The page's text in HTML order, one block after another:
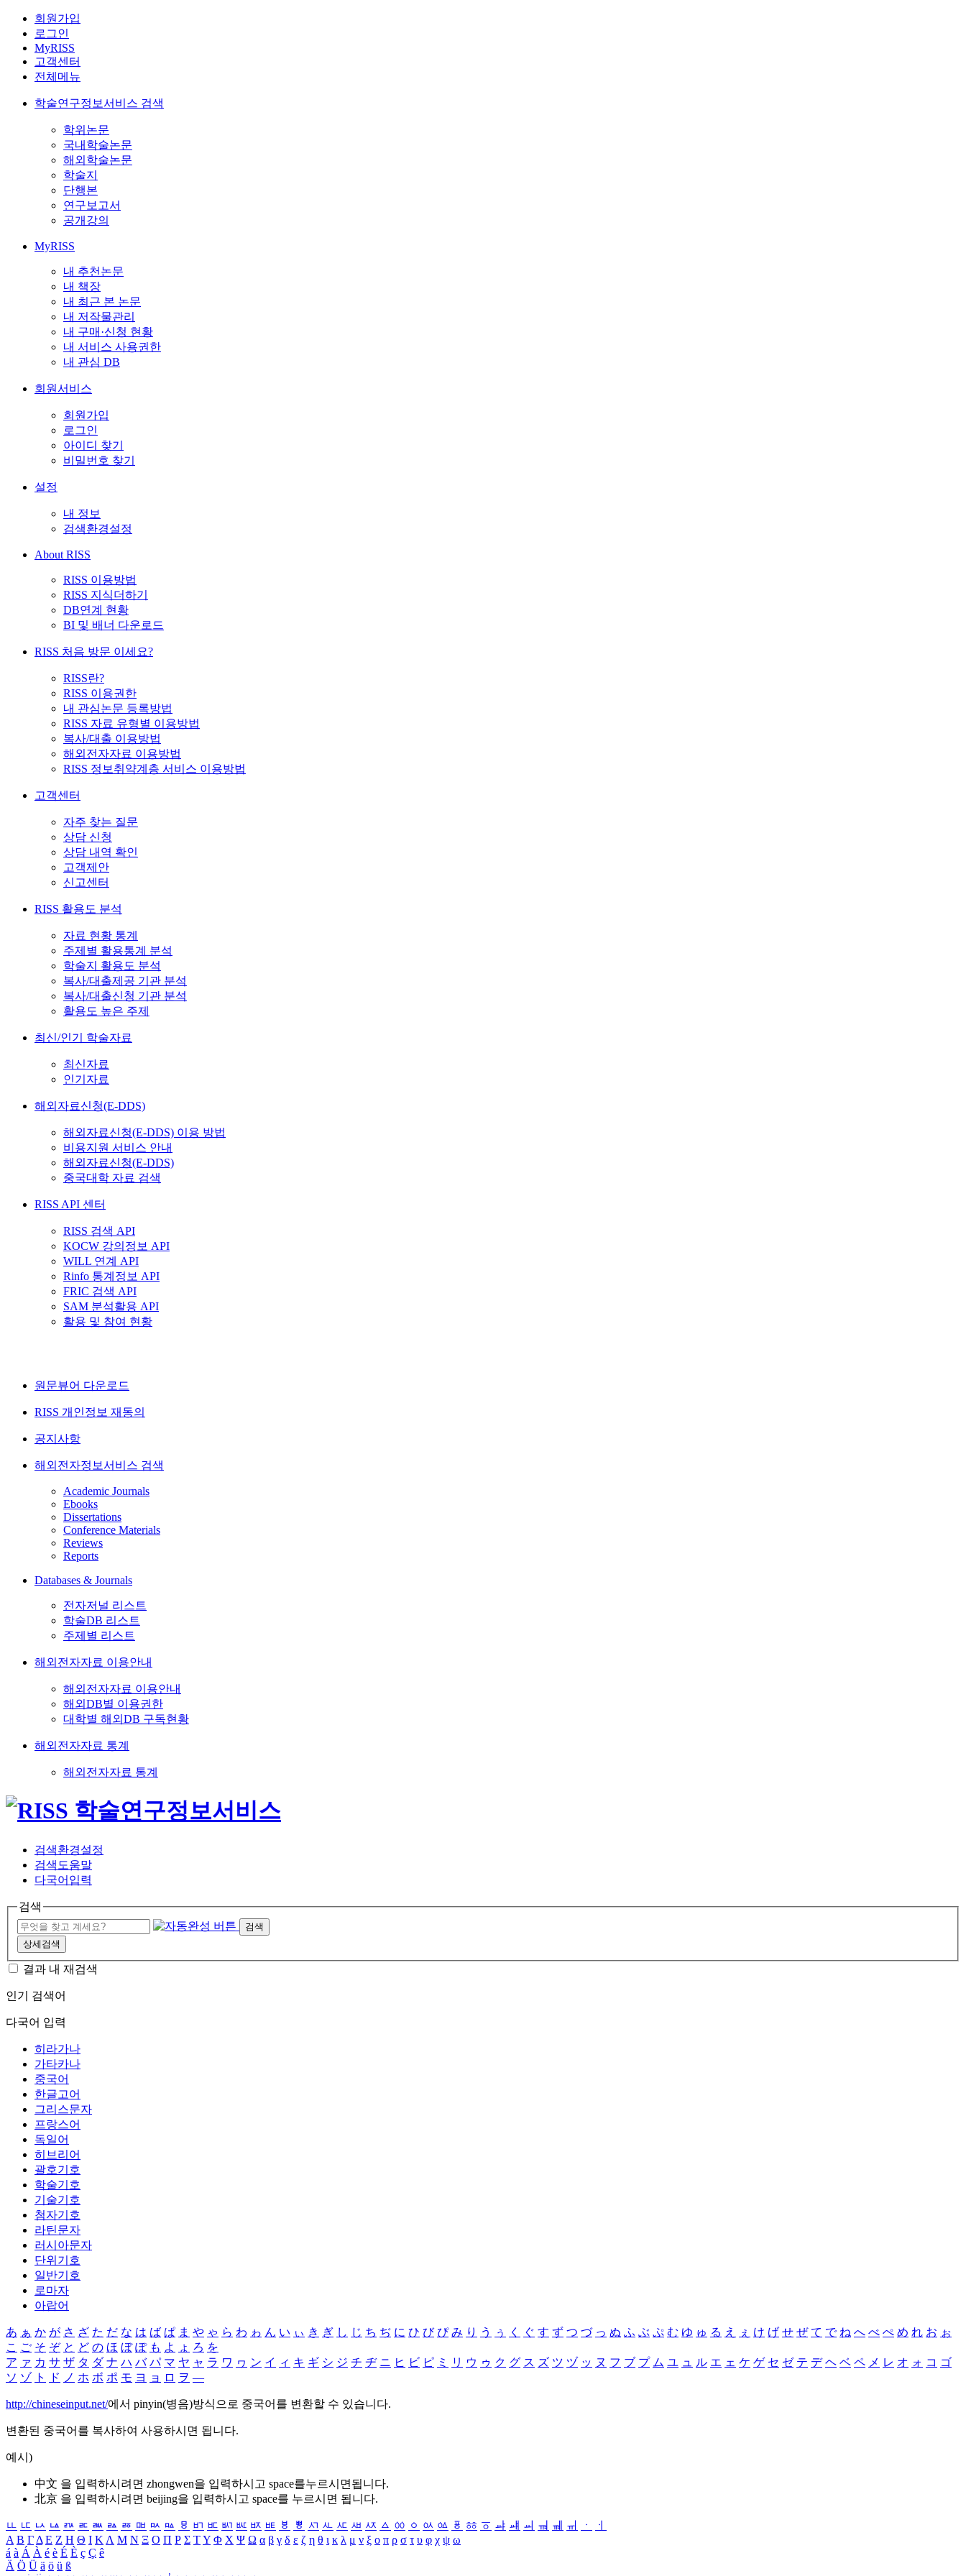
회원가입
로그인
MyRISS
고객센터
전체메뉴
학술연구정보서비스 검색
학위논문
국내학술논문
해외학술논문
학술지
단행본
연구보고서
공개강의
MyRISS
내 추천논문
내 책장
내 최근 본 논문
내 저작물관리
내 구매·신청 현황
내 서비스 사용권한
내 관심 DB
회원서비스
회원가입
로그인
아이디 찾기
비밀번호 찾기
설정
내 정보
검색환경설정
About RISS
RISS 이용방법
RISS 지식더하기
DB연계 현황
BI 및 배너 다운로드
RISS 처음 방문 이세요?
RISS란?
RISS 이용권한
내 관심논문 등록방법
RISS 자료 유형별 이용방법
복사/대출 이용방법
해외전자자료 이용방법
RISS 정보취약계층 서비스 이용방법
고객센터
자주 찾는 질문
상담 신청
상담 내역 확인
고객제안
신고센터
RISS 활용도 분석
자료 현황 통계
주제별 활용통계 분석
학술지 활용도 분석
복사/대출제공 기관 분석
복사/대출신청 기관 분석
활용도 높은 주제
최신/인기 학술자료
최신자료
인기자료
해외자료신청(E-DDS)
해외자료신청(E-DDS) 이용 방법
비용지원 서비스 안내
해외자료신청(E-DDS)
중국대학 자료 검색
RISS API 센터
RISS 검색 API
KOCW 강의정보 API
WILL 연계 API
Rinfo 통계정보 API
FRIC 검색 API
SAM 분석활용 API
활용 및 참여 현황
원문뷰어 다운로드
RISS 개인정보 재동의
공지사항
해외전자정보서비스 검색
Academic Journals
Ebooks
Dissertations
Conference Materials
Reviews
Reports
Databases & Journals
전자저널 리스트
학술DB 리스트
주제별 리스트
해외전자자료 이용안내
해외전자자료 이용안내
해외DB별 이용권한
대학별 해외DB 구독현황
해외전자자료 통계
해외전자자료 통계
검색환경설정
검색도움말
다국어입력
검색
검색
상세검색
결과 내 재검색
인기 검색어
다국어 입력
히라가나
가타카나
중국어
한글고어
그리스문자
프랑스어
독일어
히브리어
괄호기호
학술기호
기술기호
첨자기호
라틴문자
러시아문자
단위기호
일반기호
로마자
아랍어
あ ぁ か が さ ざ た だ な は ば ぱ ま や ゃ ら わ ゎ ん い ぃ き ぎ し じ ち ぢ に ひ び ぴ み り う ぅ く ぐ す ず つ づ っ ぬ ふ ぶ ぷ む ゆ ゅ る え ぇ け げ せ ぜ て で ね へ べ ぺ め れ お ぉ
こ ご そ ぞ と ど の ほ ぼ ぽ も よ ょ ろ を
ア ァ カ サ ザ タ ダ ナ ハ バ パ マ ヤ ャ ラ ワ ヮ ン イ ィ キ ギ シ ジ チ ヂ ニ ヒ ビ ピ ミ リ ウ ゥ ク グ ス ズ ツ ヅ ッ ヌ フ ブ プ ム ユ ュ ル エ ェ ケ ゲ セ ゼ テ デ ヘ ベ ペ メ レ オ ォ コ ゴ
ソ ゾ ト ド ノ ホ ボ ポ モ ヨ ョ ロ ヲ ―
http://chineseinput.net/에서 pinyin(병음)방식으로 중국어를 변환할 수 있습니다.
변환된 중국어를 복사하여 사용하시면 됩니다.
예시)
中文 을 입력하시려면 zhongwen을 입력하시고 space를누르시면됩니다.
北京 을 입력하시려면 beijing을 입력하시고 space를 누르시면 됩니다.
ㅥ ㅦ ㅧ ㅨ ㅩ ㅪ ㅫ ㅬ ㅭ ㅮ ㅯ ㅰ ㅱ ㅲ ㅳ ㅴ ㅵ ㅶ ㅷ ㅸ ㅹ ㅺ ㅻ ㅼ ㅽ ㅾ ㅿ ㆀ ㆁ ㆂ ㆃ ㆄ ㆅ ㆆ ㆇ ㆈ ㆉ ㆊ ㆋ ㆌ ㆍ
ㆎ
Α Β ΓΔ Ε Ζ Η Θ Ι ΚΛ Μ Ν Ξ Ο Π Ρ Σ ΤΥ Φ Χ Ψ Ω α β γ δ ε ζ η θ ι κ λ μ ν ξ ο π ρ σ τ υ φ χ ψ ω
á à Á À é è É È ç Ç ê
Ä Ö Ü ä ö ü ß